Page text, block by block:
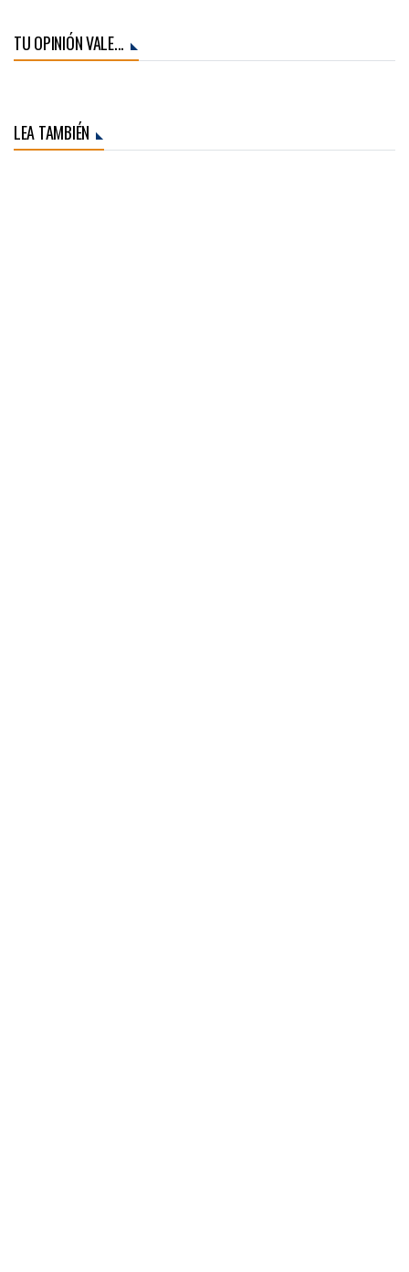
TU OPINIÓN VALE...
LEA TAMBIÉN